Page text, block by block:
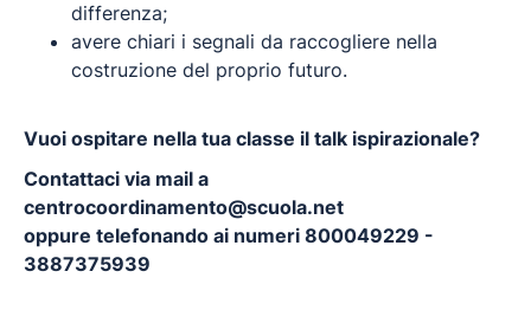
differenza;
avere chiari i segnali da raccogliere nella
costruzione del proprio futuro.
Vuoi ospitare nella tua classe il talk ispirazionale?
Contattaci via mail a
centrocoordinamento@scuola.net
oppure telefonando ai numeri 800049229 -
3887375939